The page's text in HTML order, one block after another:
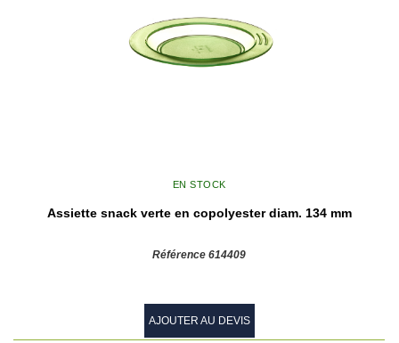
EN STOCK
Assiette snack verte en copolyester diam. 134 mm
Référence 614409
AJOUTER AU DEVIS